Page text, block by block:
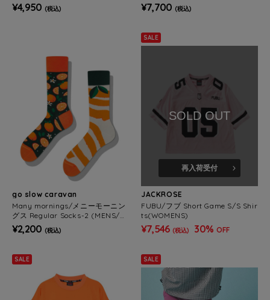
¥4,950 (税込) ¥7,700 (税込)
go slow caravan
Many mornings/メニーモーニン
グス Regular Socks-2 (MENS/W
OMENS)
¥2,200 (税込)
SALE
SOLD OUT
再入荷受付
JACKROSE
FUBU/フブ Short Game S/S Shir
ts(WOMENS)
¥7,546 (税込) 30% OFF
SALE SALE